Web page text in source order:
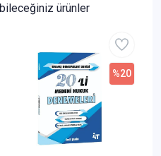
ürünler
%20